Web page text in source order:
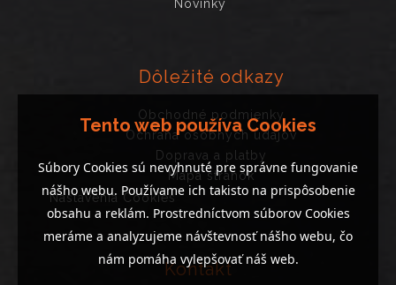
Novinky
Dôležité odkazy
Obchodné podmienky
Ochrana osobných údajov
Doprava a platby
Mapa stránok
Nastavenia Cookies
Kontakt
Tento web používa Cookies
Súbory Cookies sú nevyhnuté pre správne fungovanie
nášho webu. Používame ich takisto na prispôsobenie
obsahu a reklám. Prostredníctvom súborov Cookies
meráme a analyzujeme návštevnosť nášho webu, čo
nám pomáha vylepšovať náš web.